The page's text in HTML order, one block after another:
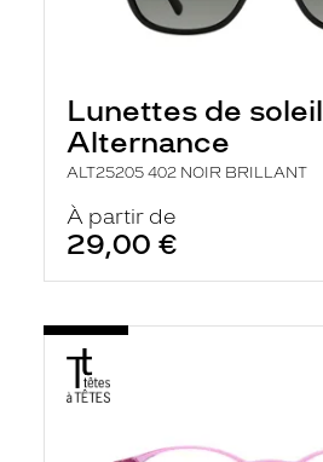
Lunettes de soleil
Alternance
ALT25205 402 NOIR BRILLANT
À partir de
29,00 €